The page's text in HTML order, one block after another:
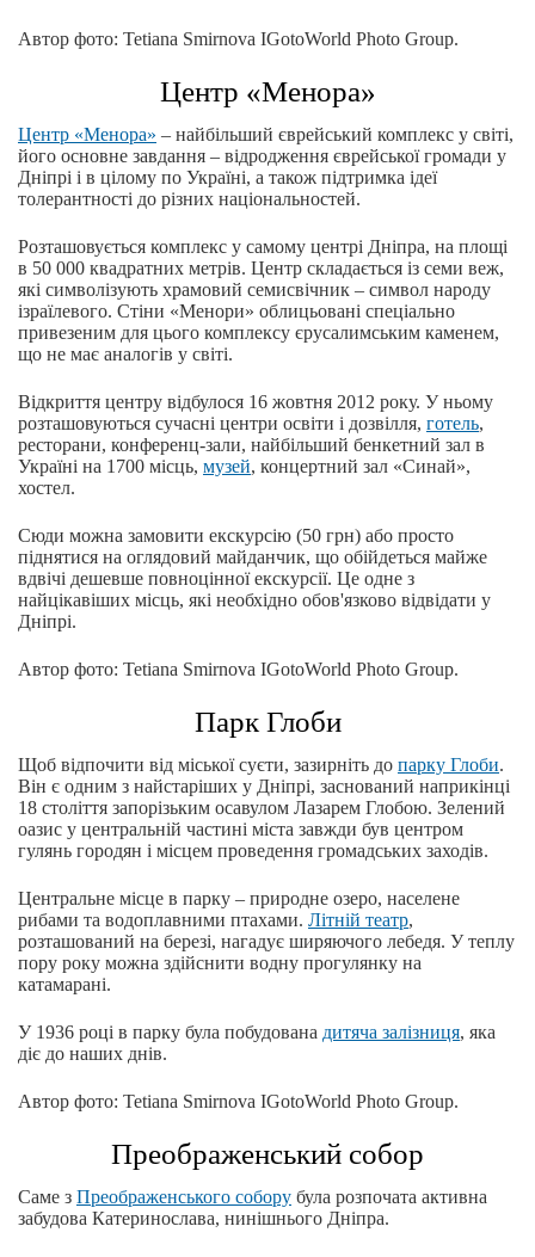
Автор фото: Tetiana Smirnova IGotoWorld Photo Group.
Центр «Менора»
Центр «Менора» – найбільший єврейський комплекс у світі,
його основне завдання – відродження єврейської громади у
Дніпрі і в цілому по Україні, а також підтримка ідеї
толерантності до різних національностей.
Розташовується комплекс у самому центрі Дніпра, на площі
в 50 000 квадратних метрів. Центр складається із семи веж,
які символізують храмовий семисвічник – символ народу
ізраїлевого. Стіни «Менори» облицьовані спеціально
привезеним для цього комплексу єрусалимським каменем,
що не має аналогів у світі.
Відкриття центру відбулося 16 жовтня 2012 року. У ньому
розташовуються сучасні центри освіти і дозвілля, готель,
ресторани, конференц-зали, найбільший бенкетний зал в
Україні на 1700 місць, музей, концертний зал «Синай»,
хостел.
Сюди можна замовити екскурсію (50 грн) або просто
піднятися на оглядовий майданчик, що обійдеться майже
вдвічі дешевше повноцінної екскурсії. Це одне з
найцікавіших місць, які необхідно обов'язково відвідати у
Дніпрі.
Автор фото: Tetiana Smirnova IGotoWorld Photo Group.
Парк Глоби
Щоб відпочити від міської суєти, зазирніть до парку Глоби.
Він є одним з найстаріших у Дніпрі, заснований наприкінці
18 століття запорізьким осавулом Лазарем Глобою. Зелений
оазис у центральній частині міста завжди був центром
гулянь городян і місцем проведення громадських заходів.
Центральне місце в парку – природне озеро, населене
рибами та водоплавними птахами. Літній театр,
розташований на березі, нагадує ширяючого лебедя. У теплу
пору року можна здійснити водну прогулянку на
катамарані.
У 1936 році в парку була побудована дитяча залізниця, яка
діє до наших днів.
Автор фото: Tetiana Smirnova IGotoWorld Photo Group.
Преображенський собор
Саме з Преображенського собору була розпочата активна
забудова Катеринослава, нинішнього Дніпра.